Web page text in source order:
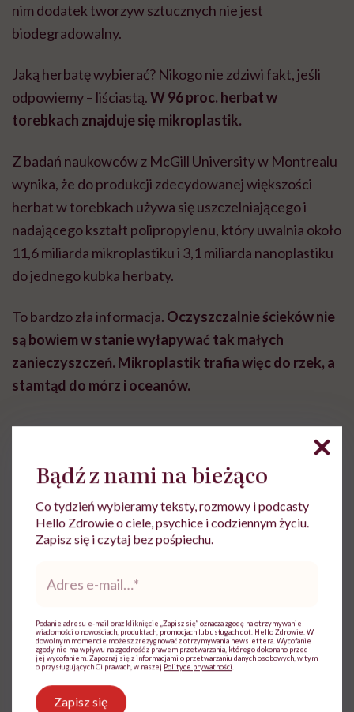
nim dodatek tworzyw sztucznych nie jest
biodegradowalny.
Jaką herbatę wybierać? Nikogo nie zdziwi fakt, jeśli
odpowiemy – liściastą.W 96 proc. herbat w
torebkach znajduje się mikroplastik.
Z badań naukowców z McGill University w Montrealu
wynika, że do produkcji zdecydowanej większości
herbat w torebkach używa się uszczelniającego i
nadającego kształt polipropylenu, który uwalnia około
11,6 miliarda mikroplastiku i 3,1 miliarda nanoplastiku
do jednego kubka herbaty.
To bardzo zła informacja. Oczyszczalnie ścieków nie
są bowiem w stanie wyłapywać tak małych
zanieczyszczeń. Mikroplastik trafia więc do rzek, a
stamtąd do mórz i oceanów.
Z wykształcenia - dziennikarka, pedagożka
i ekspertka ds. żywienia
Udostępnij
Powiązane tematy:
Bądź z nami na bieżąco
Co tydzień wybieramy teksty, rozmowy i podcasty
Hello Zdrowie o ciele, psychice i codziennym życiu.
Zapisz się i czytaj bez pośpiechu.
mail*
Podanie adresu e-mail oraz kliknięcie „Zapisz się” oznacza zgodę na otrzymywanie
wiadomości o nowościach, produktach, promocjach lub usługach dot. Hello Zdrowie. W
dowolnym momencie możesz zrezygnować z otrzymywania newslettera. Wycofanie
zgody nie ma wpływu na zgodność z prawem przetwarzania, którego dokonano przed
jej wycofaniem. Zapoznaj się z informacjami o przetwarzaniu danych osobowych, w tym
o przysługujących Ci prawach, w naszej Polityce prywatności
Zapisz się